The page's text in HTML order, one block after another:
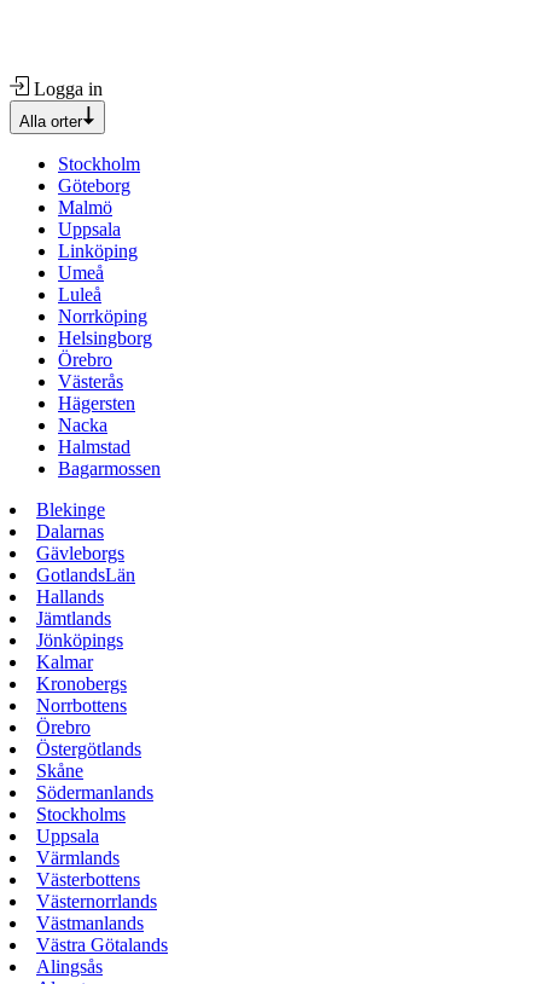
Logga in
Alla orter
Stockholm
Göteborg
Malmö
Uppsala
Linköping
Umeå
Luleå
Norrköping
Helsingborg
Örebro
Västerås
Hägersten
Nacka
Halmstad
Bagarmossen
Blekinge
Dalarnas
Gävleborgs
GotlandsLän
Hallands
Jämtlands
Jönköpings
Kalmar
Kronobergs
Norrbottens
Örebro
Östergötlands
Skåne
Södermanlands
Stockholms
Uppsala
Värmlands
Västerbottens
Västernorrlands
Västmanlands
Västra Götalands
Alingsås